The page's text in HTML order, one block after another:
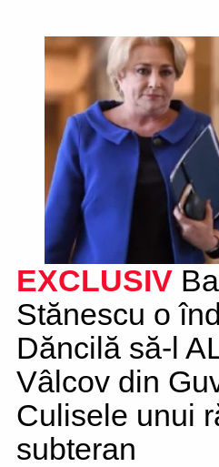
EXCLUSIV
Stănescu o
Dăncilă să-l
Vâlcov din
Culisele unui
subteran